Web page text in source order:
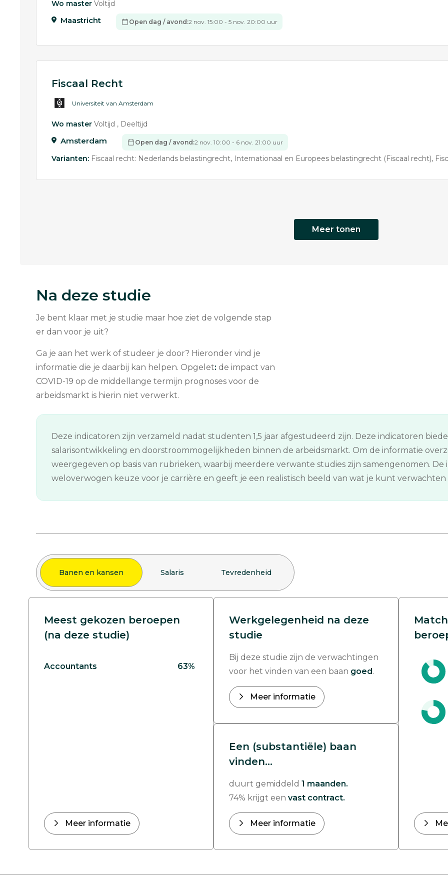
Wo master Voltijd
Maastricht Open dag / avond:2 nov. 15:00 - 5 nov. 20:00 uur
Fiscaal Recht
Universiteit van Amsterdam
Wo master Voltijd Deeltijd
Amsterdam Open dag / avond:2 nov. 10:00 - 6 nov. 21:00 uur
Varianten: Fiscaal recht: Nederlands belastingrecht Internationaal en Europees belastingrecht (Fiscaal recht) Fiscaal
Meer tonen
Na deze studie
Je bent klaar met je studie maar hoe ziet de volgende stap
er dan voor je uit?
Ga je aan het werk of studeer je door? Hieronder vind je
informatie die je daarbij kan helpen. Opgelet: de impact van
COVID-19 op de middellange termijn prognoses voor de
arbeidsmarkt is hierin niet verwerkt.
Deze indicatoren zijn verzameld nadat studenten 1,5 jaar afgestudeerd zijn. Deze indicatoren
salarisontwikkeling en doorstroommogelijkheden binnen de arbeidsmarkt. Om de informatie
weergegeven op basis van rubrieken, waarbij meerdere verwante studies zijn samengenomen.
weloverwogen keuze voor je carrière en geeft je een realistisch beeld van wat je kunt verwachten
Banen en kansen Salaris Tevredenheid
Meest gekozen beroepen
(na deze studie)
Accountants 63%
Meer informatie
Werkgelegenheid na deze
studie
Bij deze studie zijn de verwachtingen
voor het vinden van een baan goed.
Meer informatie
Een (substantiële) baan
vinden...
duurt gemiddeld 1 maanden.
74% krijgt een vast contract.
Meer informatie